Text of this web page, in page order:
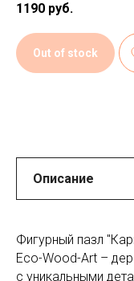
1190 руб.
Out of stock
Фигурный пазл
Eco-Wood-Art –
с уникальными